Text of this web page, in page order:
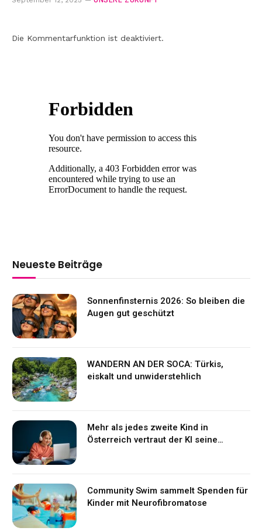
Die Kommentarfunktion ist deaktiviert.
Neueste Beiträge
Sonnenfinsternis 2026: So bleiben die
Augen gut geschützt
WANDERN AN DER SOCA: Türkis,
eiskalt und unwiderstehlich
Mehr als jedes zweite Kind in
Österreich vertraut der KI seine
Community Swim sammelt Spenden für
Kinder mit Neurofibromatose